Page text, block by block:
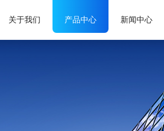
关于我们 产品中心 新闻中心